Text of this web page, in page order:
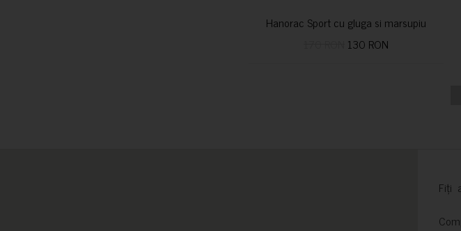
Hanorac Sport cu gluga si marsupiu
130 RON
Fiți